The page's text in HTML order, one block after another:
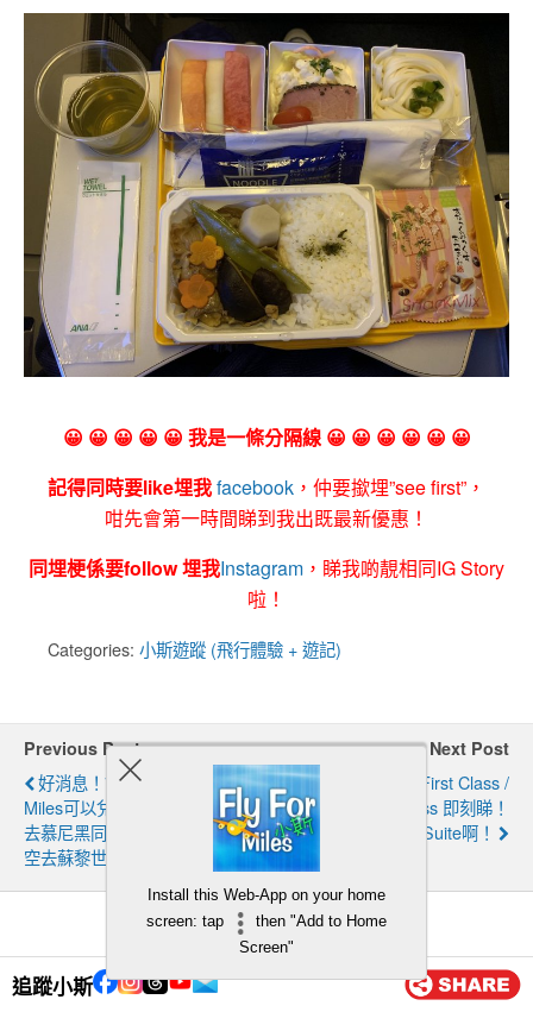
追蹤小斯
😀 😀 😀 😀 😀 我是一條分隔線 😀 😀 😀 😀 😀 😀
記得同時要like埋我facebook ，仲要撳埋”see first”，
咁先會第一時間睇到我出既最新優惠！
同埋梗係要follow 埋我Instagram ，睇我啲靚相同IG Story
啦！
Categories: 小斯遊蹤 (飛行體驗 + 遊記)
Previous Post
好消息！7月17日開始用Asia
Miles可以兌換香港出發坐漢莎
去慕尼黑同法蘭克福/坐瑞士航
空去蘇黎世嘅航班啦！
Next Post
ANA新777-300 First Class /
Business Suite Class 即刻睇！
有啲似Qatar個Q Suite啊！
發佈留言
Install this Web-App on your home
screen: tap
then "Add to Home
Screen"